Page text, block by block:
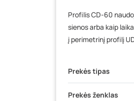
Profilis CD-60
sienos arba kaip
į perimetrinį profilį
Prekės tipas
Prekės ženklas